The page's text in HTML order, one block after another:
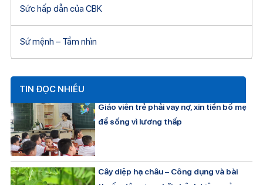
Sức hấp dẫn của CBK
Sứ mệnh – Tầm nhìn
TIN ĐỌC NHIỀU
Giáo viên trẻ phải vay nợ, xin tiền bố mẹ
để sống vì lương thấp
Cây diệp hạ châu – Công dụng và bài